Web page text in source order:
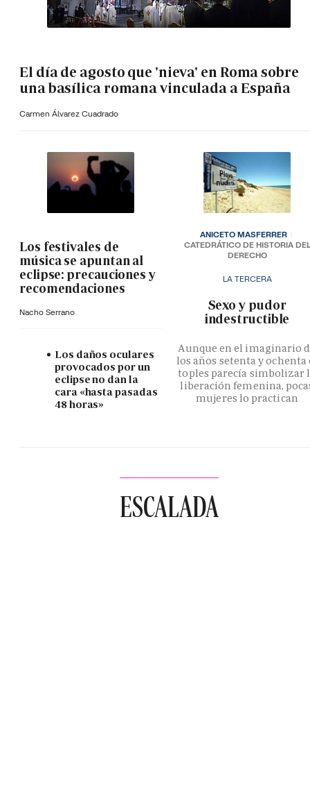
El día de agosto que 'nieva' en Roma sobre
una basílica romana vinculada a España
Carmen Álvarez Cuadrado
Los festivales de
música se apuntan al
eclipse: precauciones y
recomendaciones
Nacho Serrano
Los daños oculares
provocados por un
eclipse no dan la
cara «hasta pasadas
48 horas»
LA TERCERA
­Sexo y pudor
indestructible
Aunque en el imaginario
los años setenta y ochenta
toples parecía simbolizar
liberación femenina,
mujeres lo practican
ANICETO MASFERRER
CATEDRÁTICO DE HISTORIA DEL
DERECHO
ESCALADA